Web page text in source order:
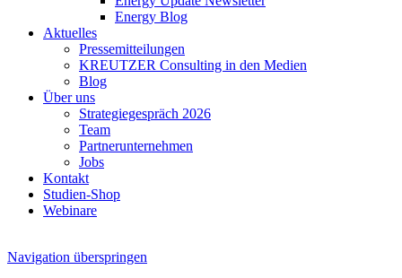
Energy Blog
Aktuelles
Pressemitteilungen
KREUTZER Consulting in den Medien
Blog
Über uns
Strategiegespräch 2026
Team
Partnerunternehmen
Jobs
Kontakt
Studien-Shop
Webinare
Navigation überspringen